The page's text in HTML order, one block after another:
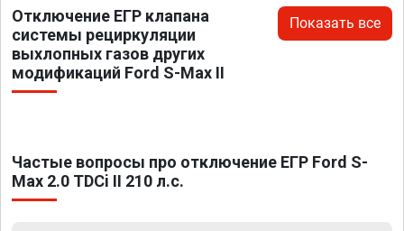
Отключение ЕГР клапана
системы рециркуляции
выхлопных газов других
модификаций Ford S-Max II
Показать все
Частые вопросы про отключение ЕГР Ford S-
Max 2.0 TDCi II 210 л.с.